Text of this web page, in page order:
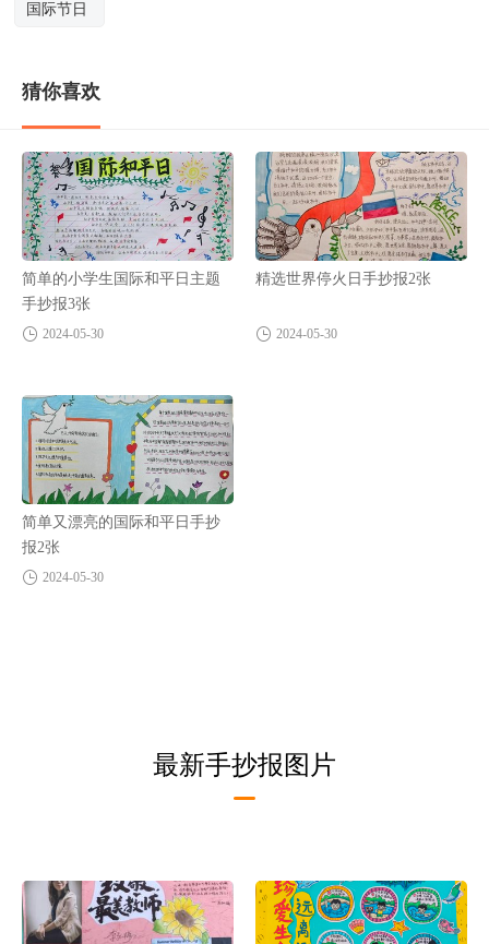
国际节日
猜你喜欢
简单的小学生国际和平日主题
手抄报3张
2024-05-30
精选世界停火日手抄报2张
2024-05-30
简单又漂亮的国际和平日手抄
报2张
2024-05-30
最新手抄报图片